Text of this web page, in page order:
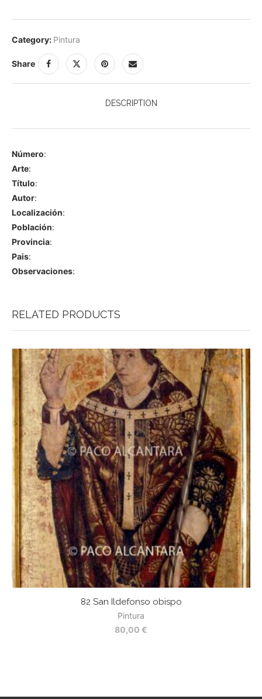
Category: Pintura
Share
DESCRIPTION
Número:
Arte:
Título:
Autor:
Localización:
Población:
Provincia:
Pais:
Observaciones:
RELATED PRODUCTS
82 San Ildefonso obispo
Pintura
80,00 €